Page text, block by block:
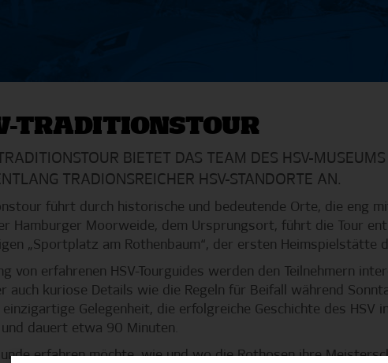
TRADITIONSTOUR
BIETET DAS TEAM DES HSV-
TRADIONSREICHER HSV-STANDORTE AN.
führt durch historische und bedeutende Orte, die eng
Hamburger Moorweide, dem Ursprungsort, führt die Tour
„Sportplatz am Rothenbaum“, der ersten Heimspielstätte
von erfahrenen HSV-Tourguides werden den Teilnehmern
auch kuriose Details wie die Regeln für Beifall während
einzigartige Gelegenheit, die erfolgreiche Geschichte des HSV
und dauert etwa 90 Minuten.
erfahren möchte, wie und wo die Rothosen ihre